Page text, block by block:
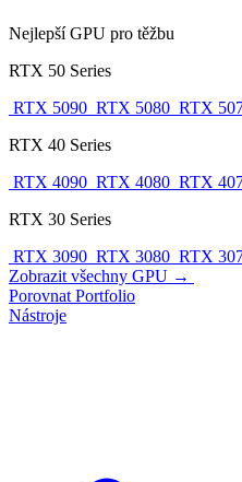
Nejlepší GPU pro těžbu
RTX 50 Series
RTX 5090 RTX 5080 RTX
RTX 40 Series
RTX 4090 RTX 4080 RTX
RTX 30 Series
RTX 3090 RTX 3080 RTX
Zobrazit všechny GPU →
Porovnat Portfolio
Nástroje